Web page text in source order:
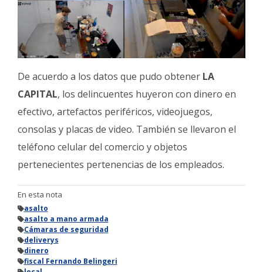
De acuerdo a los datos que pudo obtener LA
CAPITAL, los delincuentes huyeron con dinero en
efectivo, artefactos periféricos, videojuegos,
consolas y placas de video. También se llevaron el
teléfono celular del comercio y objetos
pertenecientes pertenencias de los empleados.
En esta nota
asalto
asalto a mano armada
Cámaras de seguridad
deliverys
dinero
fiscal Fernando Belingeri